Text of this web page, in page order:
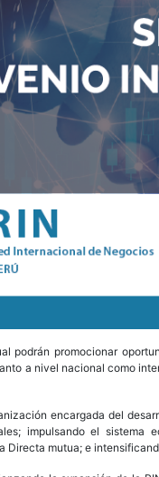
podrán promocionar
a nivel nacional como
encargada del
impulsando el
Directa mutua; e